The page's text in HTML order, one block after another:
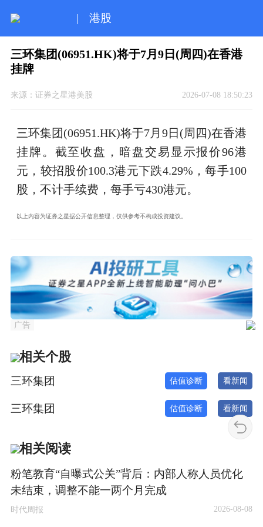
| 港股
三环集团(06951.HK)将于7月9日(周四)在香港
挂牌
来源： 证券之星港美股 2026-07-08 18:50:23
三环集团(06951.HK)将于7月9日(周四)在香港
挂牌。截至收盘，暗盘交易显示报价96港
元，较招股价100.3港元下跌4.29%，每手100
股，不计手续费，每手亏430港元。
以上内容为证券之星据公开信息整理，仅供参考不构成投资建议。
广告
相关个股
三环集团 估值诊断 看新闻
三环集团 估值诊断 看新闻
相关阅读
粉笔教育“自曝式公关”背后：内部人称人员优化
未结束，调整不能一两个月完成
时代周报 2026-08-08